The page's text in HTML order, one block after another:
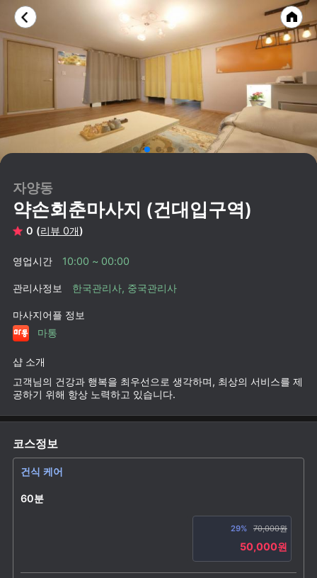
자양동
약손회춘마사지 (건대입구역)
0 (리뷰 0개)
영업시간 10:00 ~ 00:00
관리사정보 한국관리사, 중국관리사
마사지어플 정보
마통
샵 소개
고객님의 건강과 행복을 최우선으로 생각하며, 최상의 서비스를 제
공하기 위해 항상 노력하고 있습니다.
코스정보
건식 케어
60분
29% 70,000원
50,000원